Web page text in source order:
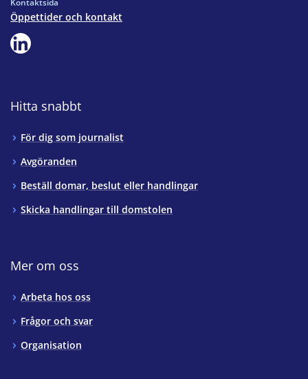
Kontaktsida
Öppettider och kontakt
Hitta snabbt
För dig som journalist
Avgöranden
Beställ domar, beslut eller handlingar
Skicka handlingar till domstolen
Mer om oss
Arbeta hos oss
Frågor och svar
Organisation